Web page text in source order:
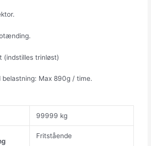
(indstilles trinløst)
belastning: Max 890g / time.
99999 kg
Fritstående